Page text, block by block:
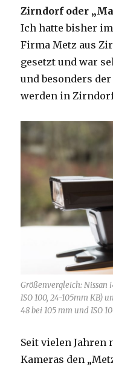
Zirndorf oder
Ich hatte bisher
Firma Metz aus
gesetzt und war
und besonders
werden in
Größenvergleich:
ISO 100, 24-105mm KB)
48 bei 105 mm und ISO
Seit vielen Jahren
Kameras den